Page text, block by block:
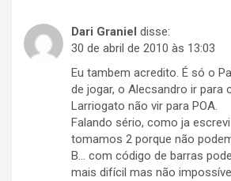
Dari Graniel disse:
30 de abril de 2010 às 13:03
Eu tambem acredito. É só o
de jogar, o Alecsandro ir para
Larriogato não vir para POA.
Falando sério, como ja
tomamos 2 porque não
B… com código de barras
mais difícil mas não